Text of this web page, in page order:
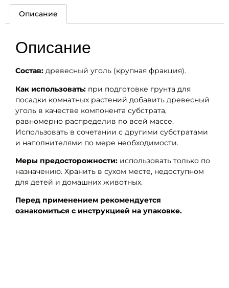
Описание
Описание
Состав: древесный уголь (крупная фракция).
Как использовать: при подготовке грунта для
посадки комнатных растений добавить древесный
уголь в качестве компонента субстрата,
равномерно распределив по всей массе.
Использовать в сочетании с другими субстратами
и наполнителями по мере необходимости.
Меры предосторожности: использовать только по
назначению. Хранить в сухом месте, недоступном
для детей и домашних животных.
Перед применением рекомендуется
ознакомиться с инструкцией на упаковке.